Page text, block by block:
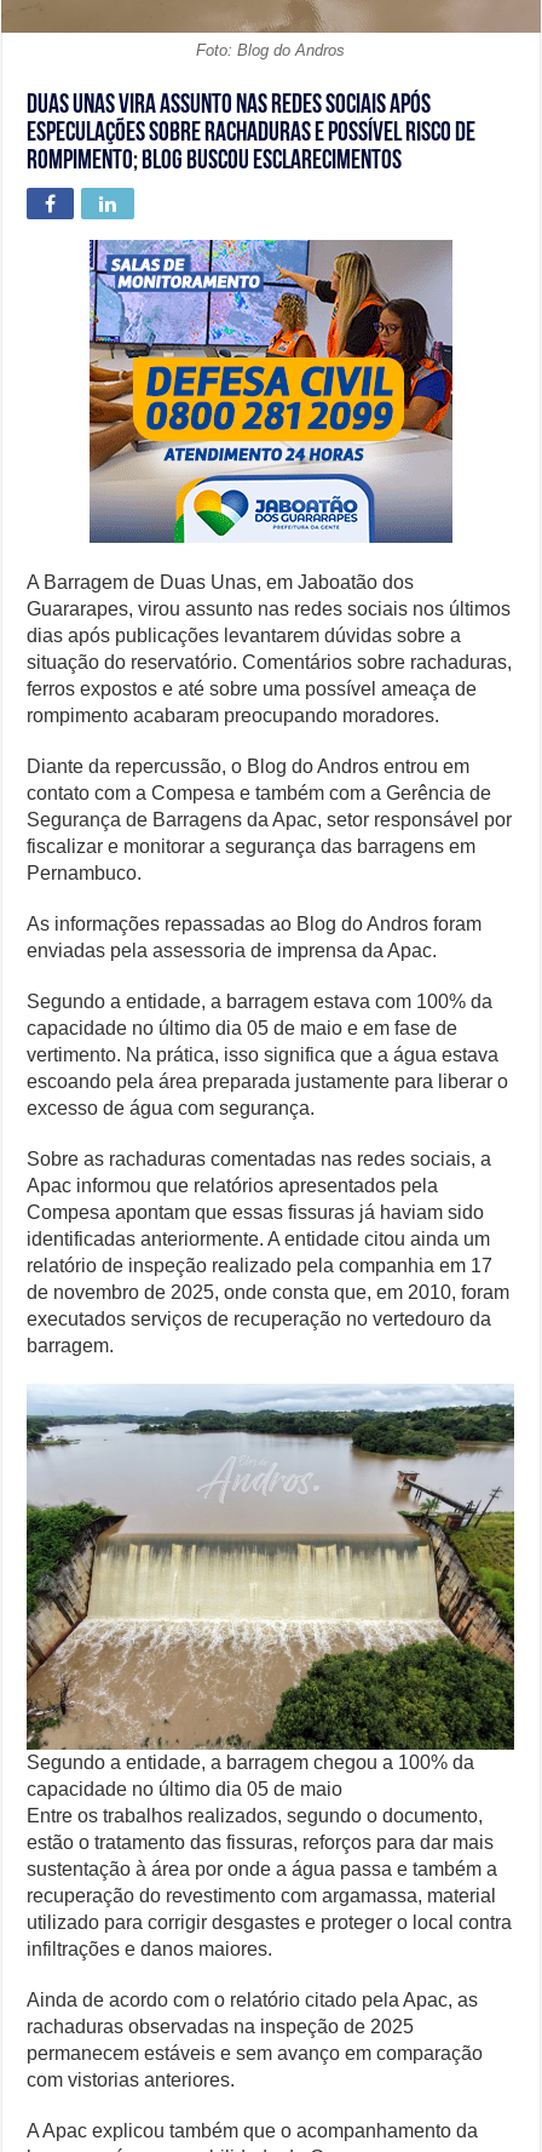
Foto: Blog do Andros
Duas Unas vira assunto nas redes sociais após
especulações sobre rachaduras e possível risco de
rompimento; Blog buscou esclarecimentos
A Barragem de Duas Unas, em Jaboatão dos
Guararapes, virou assunto nas redes sociais nos últimos
dias após publicações levantarem dúvidas sobre a
situação do reservatório. Comentários sobre rachaduras,
ferros expostos e até sobre uma possível ameaça de
rompimento acabaram preocupando moradores.
Diante da repercussão, o Blog do Andros entrou em
contato com a Compesa e também com a Gerência de
Segurança de Barragens da Apac, setor responsável por
fiscalizar e monitorar a segurança das barragens em
Pernambuco.
As informações repassadas ao Blog do Andros foram
enviadas pela assessoria de imprensa da Apac.
Segundo a entidade, a barragem estava com 100% da
capacidade no último dia 05 de maio e em fase de
vertimento. Na prática, isso significa que a água estava
escoando pela área preparada justamente para liberar o
excesso de água com segurança.
Sobre as rachaduras comentadas nas redes sociais, a
Apac informou que relatórios apresentados pela
Compesa apontam que essas fissuras já haviam sido
identificadas anteriormente. A entidade citou ainda um
relatório de inspeção realizado pela companhia em 17
de novembro de 2025, onde consta que, em 2010, foram
executados serviços de recuperação no vertedouro da
barragem.
Segundo a entidade, a barragem chegou a 100% da
capacidade no último dia 05 de maio
Entre os trabalhos realizados, segundo o documento,
estão o tratamento das fissuras, reforços para dar mais
sustentação à área por onde a água passa e também a
recuperação do revestimento com argamassa, material
utilizado para corrigir desgastes e proteger o local contra
infiltrações e danos maiores.
Ainda de acordo com o relatório citado pela Apac, as
rachaduras observadas na inspeção de 2025
permanecem estáveis e sem avanço em comparação
com vistorias anteriores.
A Apac explicou também que o acompanhamento da